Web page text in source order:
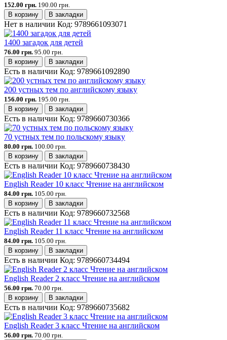
152.00 грн. 190.00 грн.
В корзину
В закладки
Нет в наличии Код: 9789661093071
1400 загадок для детей
76.00 грн. 95.00 грн.
В корзину
В закладки
Есть в наличии Код: 9789661092890
200 устных тем по английскому языку
156.00 грн. 195.00 грн.
В корзину
В закладки
Есть в наличии Код: 9789660730366
70 устных тем по польскому языку
80.00 грн. 100.00 грн.
В корзину
В закладки
Есть в наличии Код: 9789660738430
English Reader 10 класс Чтение на английском
84.00 грн. 105.00 грн.
В корзину
В закладки
Есть в наличии Код: 9789660732568
English Reader 11 класс Чтение на английском
84.00 грн. 105.00 грн.
В корзину
В закладки
Есть в наличии Код: 9789660734494
English Reader 2 класс Чтение на английском
56.00 грн. 70.00 грн.
В корзину
В закладки
Есть в наличии Код: 9789660735682
English Reader 3 класс Чтение на английском
56.00 грн. 70.00 грн.